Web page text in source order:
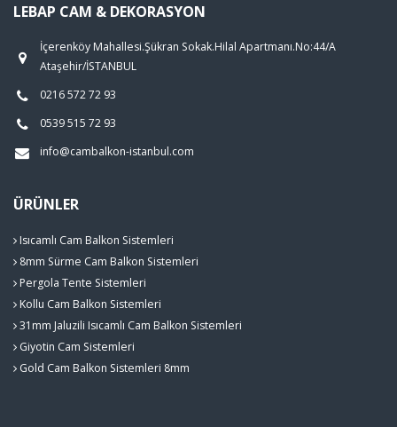
LEBAP CAM & DEKORASYON
İçerenköy Mahallesi.Şükran Sokak.Hilal Apartmanı.No:44/A
Ataşehir/İSTANBUL
0216 572 72 93
0539 515 72 93
info@cambalkon-istanbul.com
ÜRÜNLER
Isıcamlı Cam Balkon Sistemleri
8mm Sürme Cam Balkon Sistemleri
Pergola Tente Sistemleri
Kollu Cam Balkon Sistemleri
31mm Jaluzili Isıcamlı Cam Balkon Sistemleri
Giyotin Cam Sistemleri
Gold Cam Balkon Sistemleri 8mm